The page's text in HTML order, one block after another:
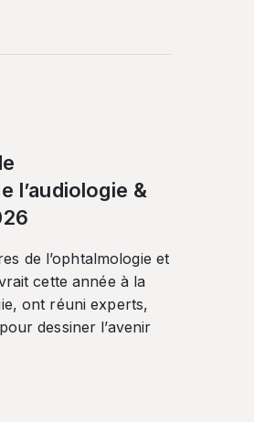
l’audiologie &
de l’ophtalmologie et
cette année à la
ont réuni experts,
dessiner l’avenir